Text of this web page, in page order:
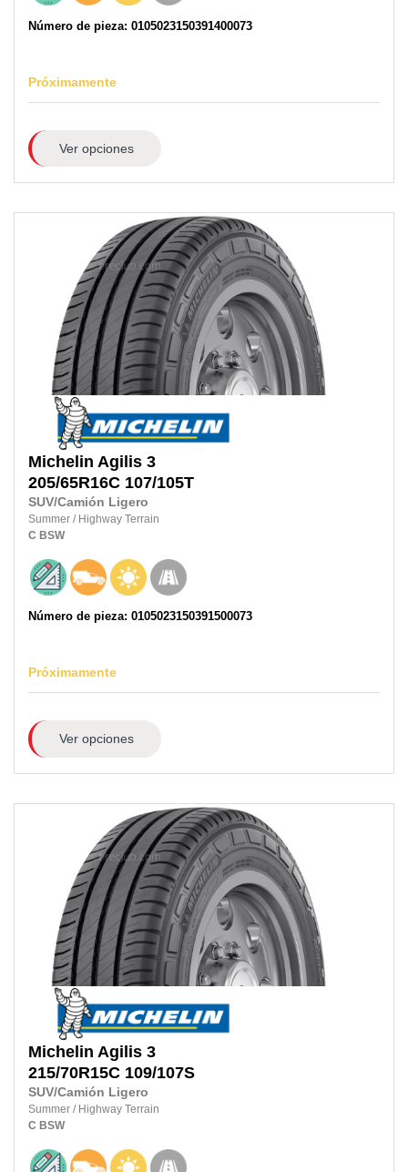
Número de pieza: 0105023150391400073
Próximamente
Ver opciones
Michelin Agilis 3
205/65R16C 107/105T
SUV/Camión Ligero
Summer / Highway Terrain
C BSW
Número de pieza: 0105023150391500073
Próximamente
Ver opciones
Michelin Agilis 3
215/70R15C 109/107S
SUV/Camión Ligero
Summer / Highway Terrain
C BSW